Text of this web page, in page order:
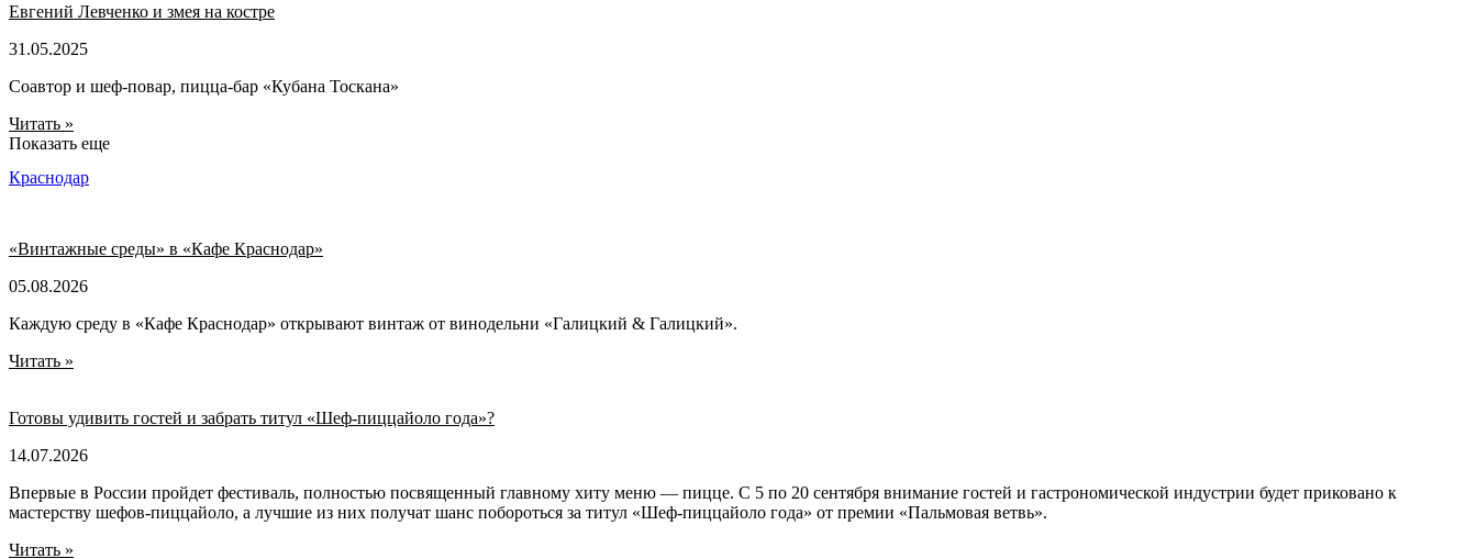
Евгений Левченко и змея на костре
31.05.2025
Соавтор и шеф-повар, пицца-бар «Кубана Тоскана»
Читать »
Показать еще
Краснодар
«Винтажные среды» в «Кафе Краснодар»
05.08.2026
Каждую среду в «Кафе Краснодар» открывают винтаж от винодельни «Галицкий & Галицкий».
Читать »
Готовы удивить гостей и забрать титул «Шеф-пиццайоло года»?
14.07.2026
Впервые в России пройдет фестиваль, полностью посвященный главному хиту меню — пицце. С 5 по 20 сентября внимание гостей и гастрономической индустрии будет приковано к
мастерству шефов-пиццайоло, а лучшие из них получат шанс побороться за титул «Шеф-пиццайоло года» от премии «Пальмовая ветвь».
Читать »